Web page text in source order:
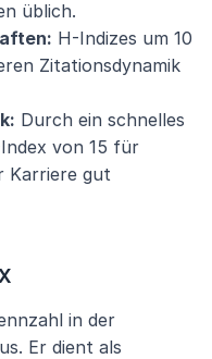
üblich.
H-Indizes um 10
Zitationsdynamik
Durch ein schnelles
von 15 für
Karriere gut
in der
Er dient als